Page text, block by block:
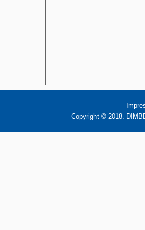
Copyright © 2018.